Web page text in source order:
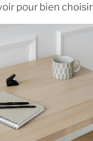
pour bien choisir